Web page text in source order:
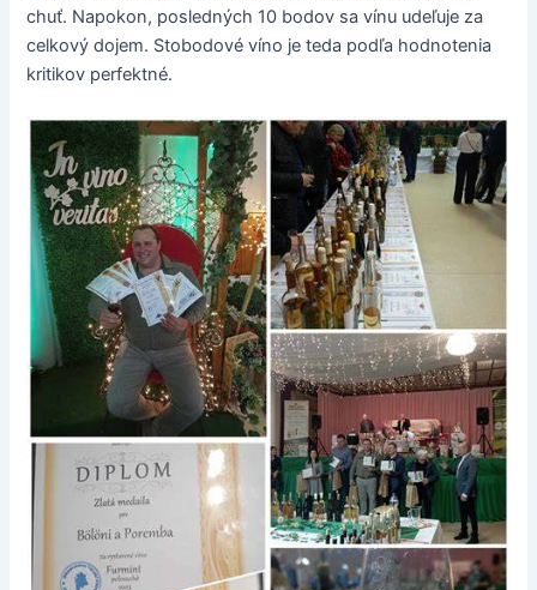
chuť. Napokon, posledných 10 bodov sa vínu udeľuje za
celkový dojem. Stobodové víno je teda podľa hodnotenia
kritikov perfektné.